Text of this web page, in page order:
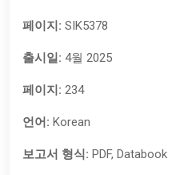
페이지: SIK5378
출시일: 4월 2025
페이지: 234
언어: Korean
보고서 형식: PDF, Databook